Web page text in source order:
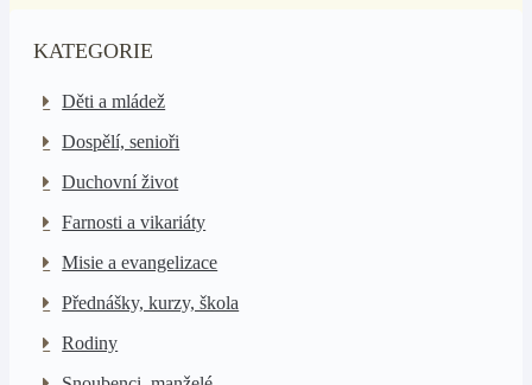
KATEGORIE
Děti a mládež
Dospělí, senioři
Duchovní život
Farnosti a vikariáty
Misie a evangelizace
Přednášky, kurzy, škola
Rodiny